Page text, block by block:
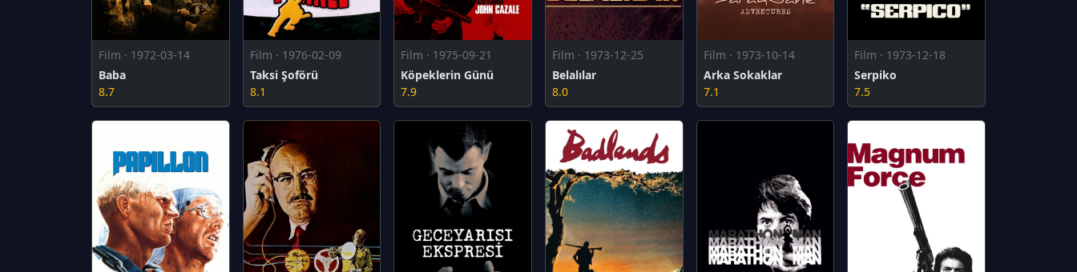
Film · 1972-03-14
Baba
8.7
Film · 1976-02-09
Taksi Şoförü
8.1
Film · 1975-09-21
Köpeklerin Günü
7.9
Film · 1973-12-25
Belalılar
8.0
Film · 1973-10-14
Arka Sokaklar
7.1
Film · 1973-12-18
Serpiko
7.5